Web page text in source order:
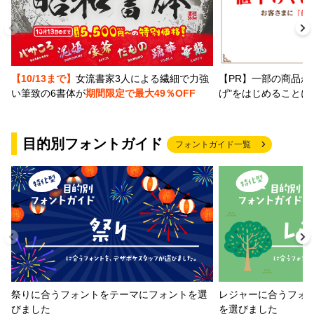
【10/13まで】 女流書家3人による繊細で力強
い筆致の6書体が期間限定で最大49％OFF
【PR】一部の商品
げ"をはじめること
目的別フォントガイド フォントガイド一覧
祭りに合うフォントをテーマにフォントを選
びました
レジャーに合うフォ
を選びました